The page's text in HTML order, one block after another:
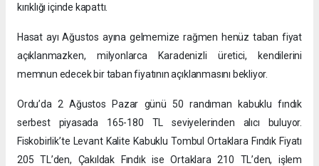
kırıklığı içinde kapattı.
Hasat ayı Ağustos ayına gelmemize rağmen henüz taban fiyat
açıklanmazken, milyonlarca Karadenizli üretici, kendilerini
memnun edecek bir taban fiyatının açıklanmasını bekliyor.
Ordu’da 2 Ağustos Pazar günü 50 randıman kabuklu fındık
serbest piyasada 165-180 TL seviyelerinden alıcı buluyor.
Fiskobirlik’te Levant Kalite Kabuklu Tombul Ortaklara Fındık Fiyatı
205 TL’den, Çakıldak Fındık ise Ortaklara 210 TL’den, işlem